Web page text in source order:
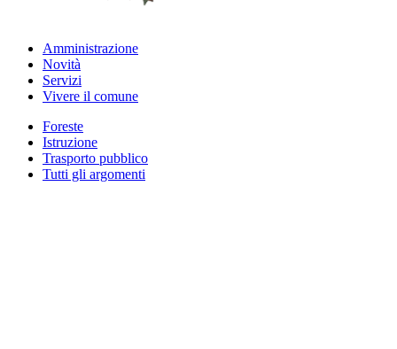
Amministrazione
Novità
Servizi
Vivere il comune
Foreste
Istruzione
Trasporto pubblico
Tutti gli argomenti